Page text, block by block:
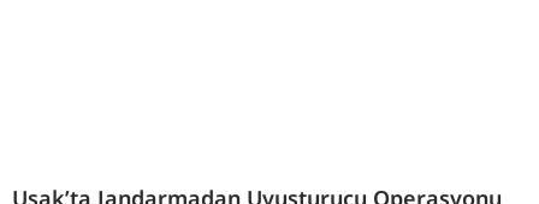
Uşak’ta Jandarmadan Uyuşturucu Operasyonu